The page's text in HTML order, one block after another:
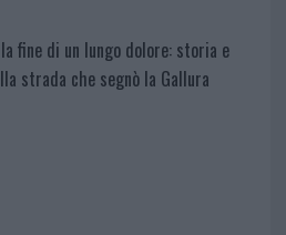
fine di un lungo dolore: storia e
strada che segnò la Gallura